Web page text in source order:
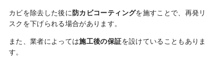
カビを除去した後に防カビコーティングを施すことで、再発リ
スクを下げられる場合があります。
また、業者によっては施工後の保証を設けていることもありま
す。